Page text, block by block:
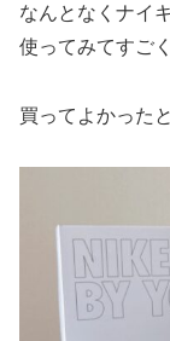
なんとなくナイ
使ってみてすご
買ってよかった